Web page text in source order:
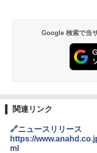
ト プ
人用
ーチ
易 ト
テン
防水
き
￥
付き
関の
防災
Google 検索で当
関連リンク
🔗ニュースリリース
https://
ml